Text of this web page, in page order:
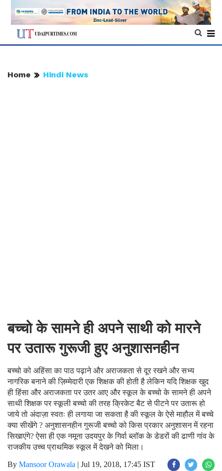
Home Hindi News
बच्चो के सामने ही अपने साथी को मारने
पर उतारू गुरूजी हुए अनुशासनहीन
बच्चो को अहिंसा का पाठ पढ़ाने और अराजकता से दूर रखने और सभ्य
नागरिक बनाने की ज़िम्मेदारी एक शिक्षक की होती है लेकिन यदि शिक्षक खुद
ही हिंसा और अराजकता पर उतर आए और स्कूल के बच्चो के सामने ही अपने
साथी शिक्षक पर स्कूली बच्चो की तरह क्रिकेट बैट से पीटने पर उतारू हो
जाये तो अंदाज़ा स्वतः ही लगाया जा सकता है की स्कूल के ऐसे माहौल में बच्चे
क्या सीखेंगे ? अनुशासनहीन गुरूजी बच्चो को किस प्रकार अनुशासन में रहना
सिखाएंगे? ऐसा ही एक नमूना उदयपुर के गिर्वा ब्लॉक के डेडरों की ढाणी गांव के
राजकीय उच्च प्राथमिक स्कूल में देखने को मिला।
By Mansoor Orawala | Jul 19, 2018, 17:45 IST